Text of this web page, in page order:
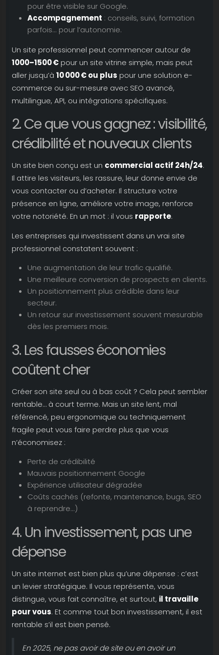
pour être visible sur Google.
Accompagnement : conseils, suivi, formation
parfois... pour l’autonomie.
Un site professionnel peut commencer autour de
1000–1500 € pour un site vitrine simple, mais peut
aller jusqu’à 10 000 € ou plus pour une solution e-
commerce ou sur-mesure avec SEO avancé,
multilingue, API, ou intégrations spécifiques.
2. Ce que vous gagnez : visibilité,
crédibilité et nouveaux clients
Un site bien conçu est un commercial actif 24h/24.
Il attire les visiteurs, les rassure, leur donne envie de
vous contacter ou d’acheter. Il structure votre
présence en ligne, améliore votre image, renforce
votre notoriété. En un mot : il vous rapporte.
Les entreprises qui investissent dans un vrai site
professionnel constatent souvent :
Une augmentation de leur trafic qualifié.
Une meilleure conversion de prospects en clients.
Un positionnement plus crédible dans leur
secteur.
Un retour sur investissement souvent mesurable
dès les premiers mois.
3. Les fausses économies
coûtent cher
Créer son site seul ou à bas coût ? Cela peut sembler
rentable… à court terme. Mais un site lent, mal
référencé, peu ergonomique ou techniquement
fragile peut vous faire perdre plus que vous
n’économisez :
Perte de crédibilité
Mauvais positionnement Google
Expérience utilisateur dégradée
Coûts cachés (refonte, maintenance, bugs, SEO
à reprendre...)
4. Un investissement, pas une
dépense
Un site internet est bien plus qu’une dépense : c’est
un levier stratégique. Il vous représente, vous
distingue, vous fait connaître, et surtout, il travaille
pour vous. Et comme tout bon investissement, il est
rentable s’il est bien pensé.
En 2025, ne pas avoir de site ou en avoir un